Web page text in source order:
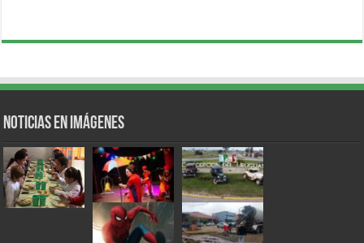
Noticias en Imágenes